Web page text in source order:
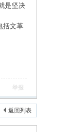
是坚决
括文革
举报
返回列表